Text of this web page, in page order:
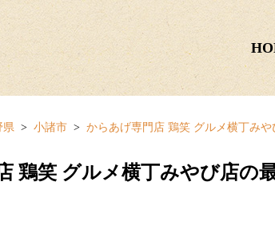
県 小諸市 からあげ専門店 鶏笑 グルメ横丁みや
鶏笑 グルメ横丁みやび店の